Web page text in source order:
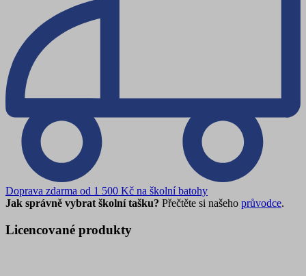
Doprava zdarma od 1 500 Kč na školní batohy
Jak správně vybrat školní tašku? Přečtěte si našeho průvodce.
Licencované produkty